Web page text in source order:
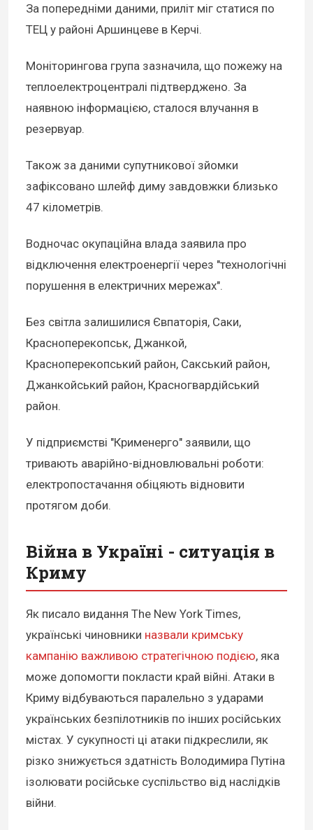
За попередніми даними, приліт міг статися по
ТЕЦ у районі Аршинцеве в Керчі.
Моніторингова група зазначила, що пожежу на
теплоелектроцентралі підтверджено. За
наявною інформацією, сталося влучання в
резервуар.
Також за даними супутникової зйомки
зафіксовано шлейф диму завдовжки близько
47 кілометрів.
Водночас окупаційна влада заявила про
відключення електроенергії через "технологічні
порушення в електричних мережах".
Без світла залишилися Євпаторія, Саки,
Красноперекопськ, Джанкой,
Красноперекопський район, Сакський район,
Джанкойський район, Красногвардійський
район.
У підприємстві "Крименерго" заявили, що
тривають аварійно-відновлювальні роботи:
електропостачання обіцяють відновити
протягом доби.
Війна в Україні - ситуація в
Криму
Як писало видання The New York Times,
українські чиновники назвали кримську
кампанію важливою стратегічною подією, яка
може допомогти покласти край війні. Атаки в
Криму відбуваються паралельно з ударами
українських безпілотників по інших російських
містах. У сукупності ці атаки підкреслили, як
різко знижується здатність Володимира Путіна
ізолювати російське суспільство від наслідків
війни.